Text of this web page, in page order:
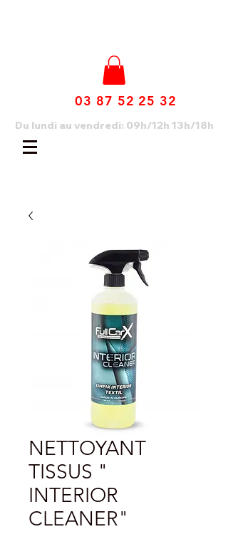
03 87 52 25 32
Du lundi au vendredi: 09h/12h 13h/18h
NETTOYANT
TISSUS "
INTERIOR
CLEANER"